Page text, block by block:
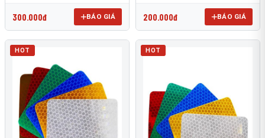
300.000đ BÁO GIÁ 200.000đ BÁO GIÁ
HOT HOT